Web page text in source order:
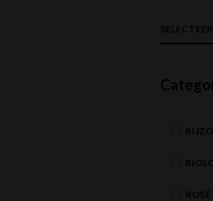
ROSÉ